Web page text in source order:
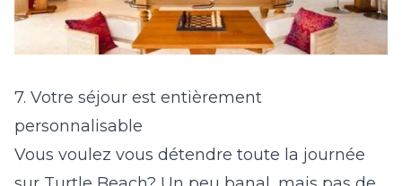
7. Votre séjour est entièrement
personnalisable
Vous voulez vous détendre toute la journée